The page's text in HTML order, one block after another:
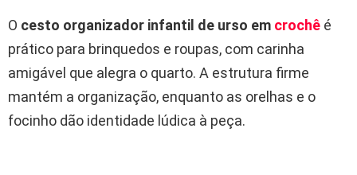
O cesto organizador infantil de urso em crochê é
prático para brinquedos e roupas, com carinha
amigável que alegra o quarto. A estrutura firme
mantém a organização, enquanto as orelhas e o
focinho dão identidade lúdica à peça.